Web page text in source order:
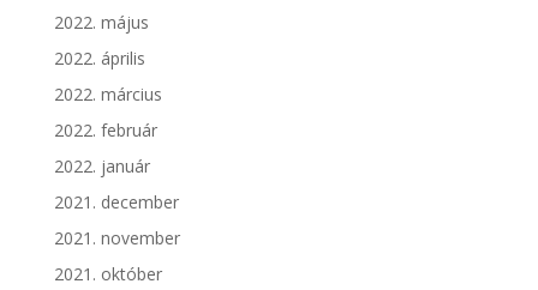
2022. május
2022. április
2022. március
2022. február
2022. január
2021. december
2021. november
2021. október